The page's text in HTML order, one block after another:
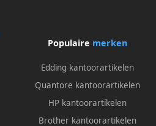
Populaire merken
Edding kantoorartikelen
Quantore kantoorartikelen
HP kantoorartikelen
Brother kantoorartikelen